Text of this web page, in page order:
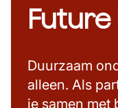
wetten
Future
Duurzaam
alleen. Als
je samen met